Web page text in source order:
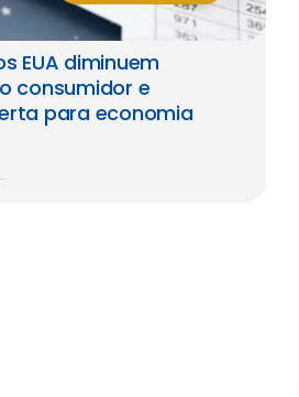
EUA diminuem
consumidor e
para economia